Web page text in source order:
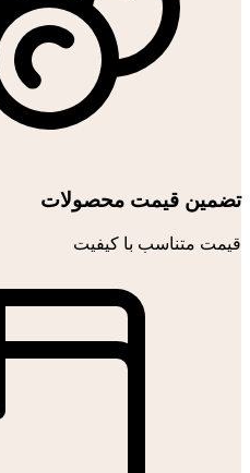
تضمین قیمت محصولات
قیمت متناسب با کیفیت